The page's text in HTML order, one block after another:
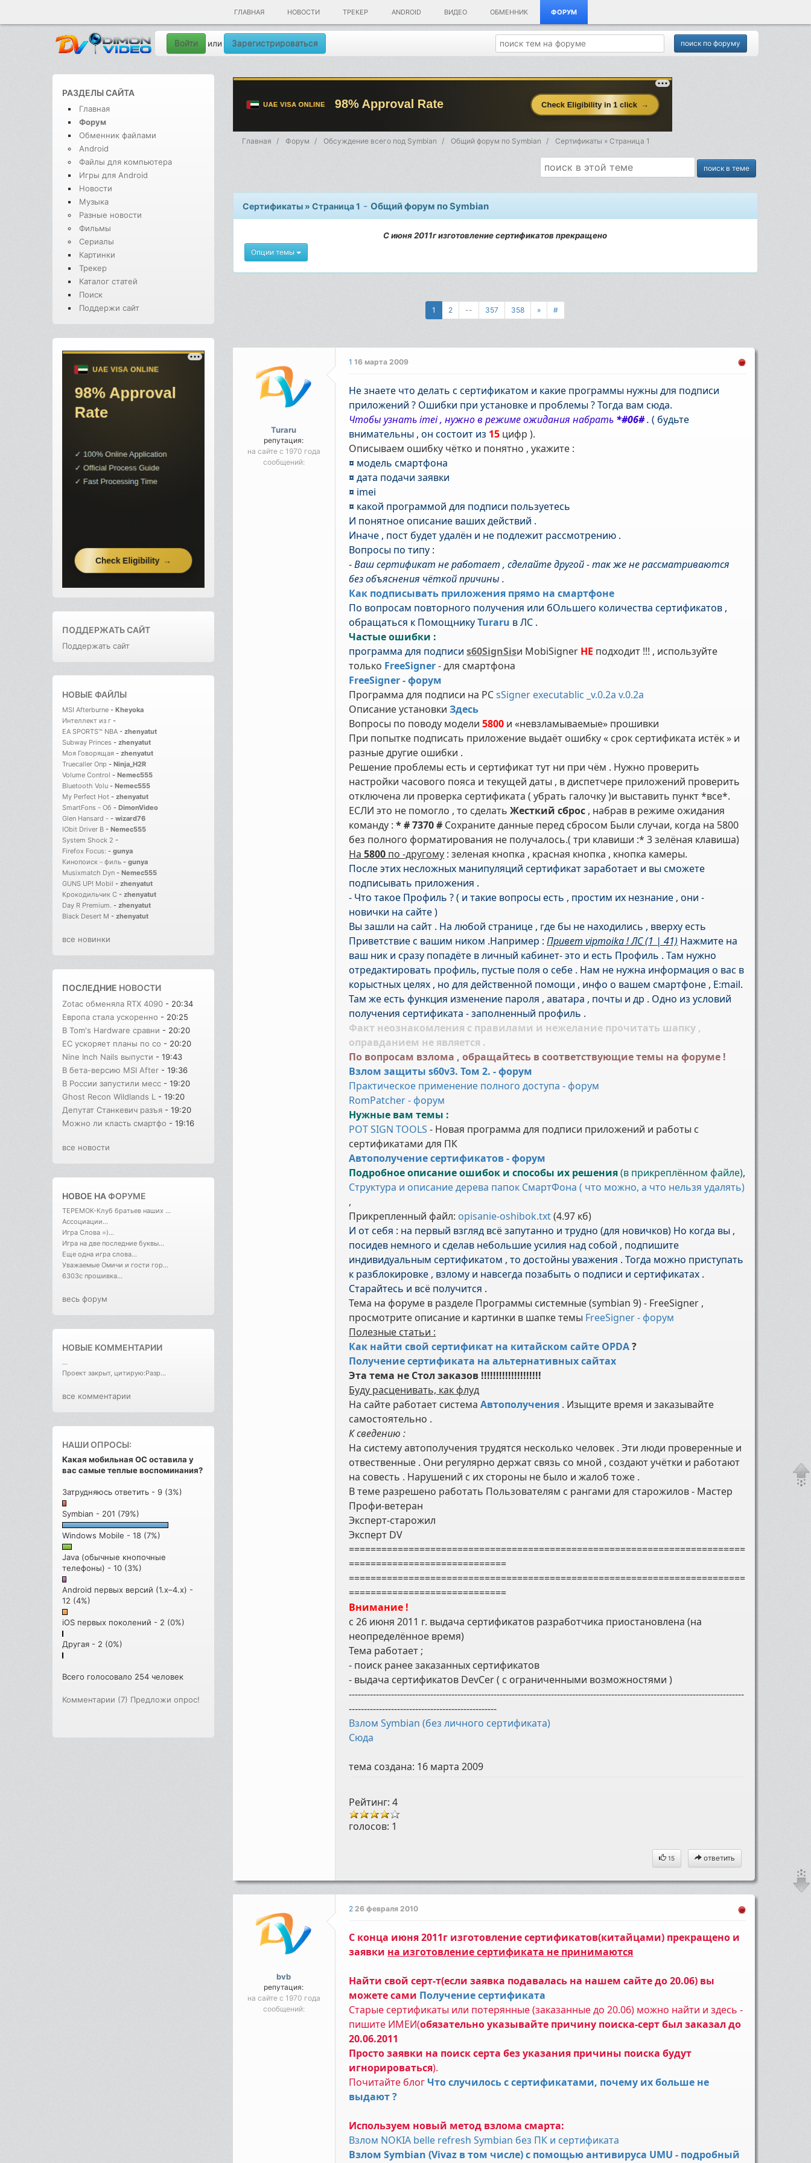
ГЛАВНАЯ НОВОСТИ ТРЕКЕР ANDROID ВИДЕО ОБМЕННИК ФОРУМ
Войти или Зарегистрироваться
РАЗДЕЛЫ САЙТА
Главная
Форум
Обменник файлами
Android
Файлы для компьютера
Игры для Android
Новости
Музыка
Разные новости
Фильмы
Сериалы
Картинки
Трекер
Каталог статей
Поиск
Поддержи сайт
ПОДДЕРЖАТЬ САЙТ
Поддержать сайт
НОВЫЕ ФАЙЛЫ
MSI Afterburne - Kheyoka
Интеллект из г -
EA SPORTS™ NBA - zhenyatut
Subway Princes - zhenyatut
Моя Говорящая - zhenyatut
Truecaller Опр - Ninja_H2R
Volume Control - Nemec555
Bluetooth Volu - Nemec555
My Perfect Hot - zhenyatut
SmartFons - Об - DimonVideo
Glen Hansard - - wizard76
IObit Driver B - Nemec555
System Shock 2 -
Firefox Focus: - gunya
Кинопоиск－филь - gunya
Musixmatch Dyn - Nemec555
GUNS UP! Mobil - zhenyatut
Крокодильчик С - zhenyatut
Day R Premium. - zhenyatut
Black Desert M - zhenyatut
все новинки
ПОСЛЕДНИЕ НОВОСТИ
Zotac обменяла RTX 4090 - 20:34
Европа стала ускоренно - 20:25
В Tom's Hardware сравни - 20:20
ЕС ускоряет планы по со - 20:20
Nine Inch Nails выпусти - 19:43
В бета-версию MSI After - 19:36
В России запустили месс - 19:20
Ghost Recon Wildlands L - 19:20
Депутат Станкевич разъя - 19:20
Можно ли класть смартфо - 19:16
все новости
НОВОЕ НАФОРУМЕ
ТЕРЕМОК-Клуб братьев наших ...
Ассоциации...
Игра Слова =)...
Игра на две последние буквы...
Еще одна игра слова...
Уважаемые Омичи и гости гор...
6303с прошивка...
весь форум
НОВЫЕ КОММЕНТАРИИ
...
Проект закрыт, цитирую:Разр...
все комментарии
НАШИ ОПРОСЫ:
Какая мобильная ОС оставила у
вас самые теплые воспоминания?
Затрудняюсь ответить - 9 (3%)
Symbian - 201 (79%)
Windows Mobile - 18 (7%)
Java (обычные кнопочные
телефоны) - 10 (3%)
Android первых версий (1.x–4.x) -
12 (4%)
iOS первых поколений - 2 (0%)
Другая - 2 (0%)
Всего голосовало 254 человек
Комментарии (7) Предложи опрос!
Главная Форум Обсуждение всего под Symbian Общий форум по Symbian Сертификаты » Страница 1
Сертификаты » Страница 1 - Общий форум по Symbian
С июня 2011г изготовление сертификатов прекращено
Опции темы
1 2 -- 357 358 » #
Turaru
репутация:
на сайте с 1970 года
сообщений:
116 марта 2009
Не знаете что делать с сертификатом и какие программы нужны для подписи
приложений ? Ошибки при установке и проблемы ? Тогда вам сюда.
Чтобы узнать imei , нужно в режиме ожидания набрать *#06#. ( будьте
внимательны , он состоит из 15 цифр ).
Описываем ошибку чётко и понятно , укажите :
¤ модель смартфона
¤ датa подачи заявки
¤ imei
¤ какой программой для подписи пользуетесь
И понятное описание ваших действий .
Иначе , пост будет удалён и не подлежит рассмотрению .
Вопросы по типу :
-Ваш сертификат не работает , сделайте другой - так же не рассматриваются
без объяснения чёткой причины .
Как подписывать приложения прямо на смартфоне
По вопросам повторного получения или бОльшего количества сертификатов ,
обращаться к ПомощникуTuraru в ЛС .
Частые ошибки :
программа для подписи s60SignSisи MobiSigner НЕ подходит !!! , используйте
только FreeSigner- для смартфона
FreeSigner - форум
Программа для подписи на PCsSigner executablic _v.0.2a v.0.2a
Описание установкиЗдесь
Вопросы по поводу модели5800 и «невзламываемые» прошивки
При попытке подписать приложение выдаёт ошибку « срок сертификата истёк » и
разные другие ошибки .
Решение проблемы есть и сертификат тут ни при чём . Нужно проверить
настройки часового пояса и текущей даты , в диспетчере приложений проверить
отключена ли проверка сертификата ( убрать галочку )и выставить пункт *все*.
ЕСЛИ это не помогло , то сделатьЖесткий сброс , набрав в режиме ожидания
команду :* # 7370 # Сохраните данные перед сбросом Были случаи, когда на 5800
без полного форматирования не получалось.( три клавиши :* 3 зелёная клавиша)
На5800 по -другому : зеленая кнопка , красная кнопка , кнопка камеры.
После этих несложных манипуляций сертификат заработает и вы сможете
подписывать приложения .
- Что такое Профиль ? ( и такие вопросы есть , простим их незнание , они -
новички на сайте )
Вы зашли на сайт . На любой странице , где бы не находились , вверху есть
Приветствие с вашим ником .Например :Привет vipmoika ! ЛС (1 | 41) Нажмите на
ваш ник и сразу попадёте в личный кабинет- это и есть Профиль . Там нужно
отредактировать профиль, пустые поля о себе . Нам не нужна информация о вас в
корыстных целях , но для действенной помощи , инфо о вашем смартфоне , E:mail.
Там же есть функция изменение пароля , аватара , почты и др . Одно из условий
получения сертификата - заполненный профиль .
Факт неознакомления с правилами и нежелание прочитать шапку ,
оправданием не является .
По вопросам взлома , обращайтесь в соответствующие темы на форуме !
Взлом защиты s60v3. Том 2. - форум
Практическое применение полного доступа - форум
RomPatcher - форум
Нужные вам темы :
POT SIGN TOOLS - Новая программа для подписи приложений и работы с
сертификатами для ПК
Автополучение сертификатов - форум
Подробное описание ошибок и способы их решения(в прикреплённом файле),
Структура и описание дерева папок СмартФона ( что можно, а что нельзя удалять)
,
Прикрепленный файл: opisanie-oshibok.txt(4.97 кб)
И от себя : на первый взгляд всё запутанно и трудно (для новичков) Но когда вы ,
посидев немного и сделав небольшие усилия над собой , подпишите
индивидуальным сертификатом , то достойны уважения . Тогда можно приступать
к разблокировке , взлому и навсегда позабыть о подписи и сертификатах .
Старайтесь и всё получится .
Тема на форуме в разделе Программы системные (symbian 9) - FreeSigner ,
просмотрите описание и картинки в шапке темы FreeSigner - форум
Полезные статьи :
Как найти свой сертификат на китайском сайте OPDA?
Получение сертификата на альтернативных сайтах
Эта тема не Стол заказов !!!!!!!!!!!!!!!!!!!!
Буду расценивать, как флуд
На сайте работает системаАвтополучения . Изыщите время и заказывайте
самостоятельно .
К сведению :
На систему автополучения трудятся несколько человек . Эти люди проверенные и
отвественные . Они регулярно держат связь со мной , создают учётки и работают
на совесть . Нарушений с их стороны не было и жалоб тоже .
В теме разрешено работать Пользователям с рангами для старожилов - Мастер
Профи-ветеран
Эксперт-старожил
Эксперт DV
=========================================================================
=============================
=========================================================================
=============================
Внимание !
с 26 июня 2011 г. выдача сертификатов разработчика приостановлена (на
неопределённое время)
Тема работает ;
- поиск ранее заказанных сертификатов
- выдача сертификатов DevCer ( с ограниченными возможностями )
-----------------------------------------------------------------------------------------------------------------------------------
-------------------------------------------------
Взлом Symbian (без личного сертификата)
Сюда
тема создана: 16 марта 2009
Рейтинг: 4
голосов: 1
15 ответить
bvb
репутация:
на сайте с 1970 года
сообщений:
226 февраля 2010
С конца июня 2011г изготовление сертификатов(китайцами) прекращено и
заявки на изготовление сертификата не принимаются
Найти свой серт-т(если заявка подавалась на нашем сайте до 20.06) вы
можете сами Получение сертификата
Старые сертификаты или потерянные (заказанные до 20.06) можно найти и здесь -
пишите ИМЕИ(обязательно указывайте причину поиска-серт был заказал до
20.06.2011
Просто заявки на поиск серта без указания причины поиска будут
игнорироваться).
Почитайте блогЧто случилось с сертификатами, почему их больше не
выдают ?
Используем новый метод взлома смарта:
Взлом NOKIA belle refresh Symbian без ПК и сертификата
Взлом Symbian (Vivaz в том числе) с помощью антивируса UMU - подробный